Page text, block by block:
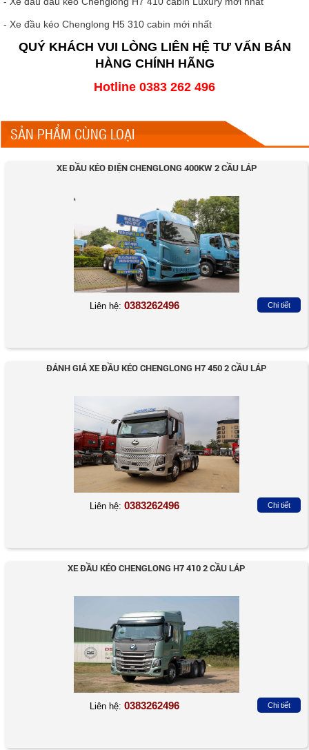
- Xe đầu kéo Chenglong H5 310 cabin mới nhất
QUÝ KHÁCH VUI LÒNG LIÊN HỆ TƯ VẤN BÁN
HÀNG CHÍNH HÃNG
Hotline 0383 262 496
SẢN PHẨM CÙNG LOẠI
XE ĐẦU KÉO ĐIỆN CHENGLONG 400KW 2 CẦU LÁP
Liên hệ: 0383262496 Chi tiết
ĐÁNH GIÁ XE ĐẦU KÉO CHENGLONG H7 450 2 CẦU LÁP
Liên hệ: 0383262496 Chi tiết
XE ĐẦU KÉO CHENGLONG H7 410 2 CẦU LÁP
Liên hệ: 0383262496 Chi tiết